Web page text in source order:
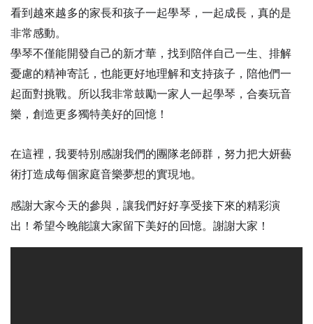
看到越來越多的家長和孩子一起學琴，一起成長，真的是
非常感動。
學琴不僅能開發自己的新才華，找到陪伴自己一生、排解
憂慮的精神寄託，也能更好地理解和支持孩子，陪他們一
起面對挑戰。所以我非常鼓勵一家人一起學琴，合奏玩音
樂，創造更多獨特美好的回憶！
在這裡，我要特別感謝我們的團隊老師群，努力把大妍藝
術打造成每個家庭音樂夢想的實現地。
感謝大家今天的參與，讓我們好好享受接下來的精彩演
出！希望今晚能讓大家留下美好的回憶。謝謝大家！